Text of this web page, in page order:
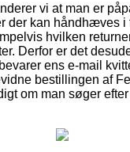
vi at man er
der kan håndhæves i
hvilken
Derfor er det
ens e-mail
bestillingen af
om man søger